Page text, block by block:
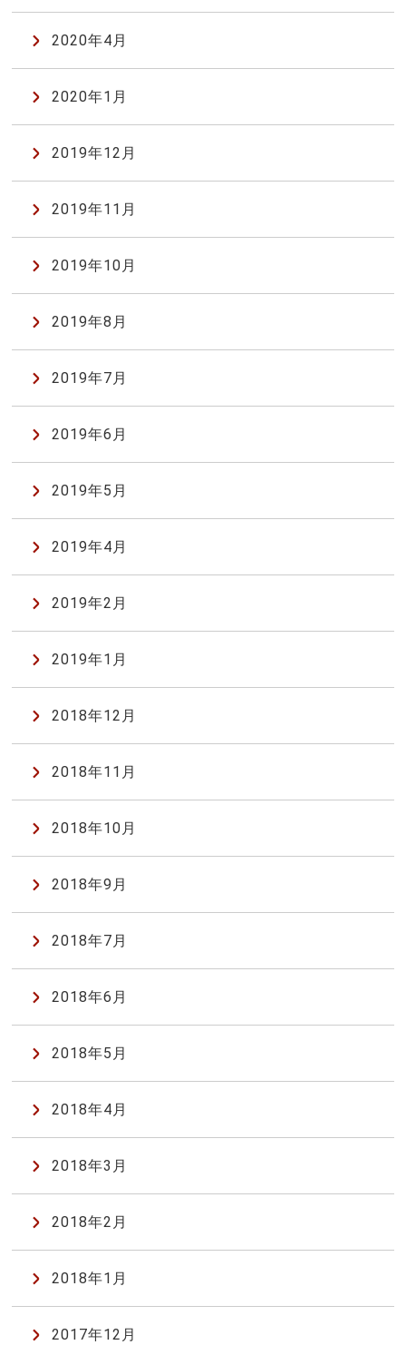
2020年4月
2020年1月
2019年12月
2019年11月
2019年10月
2019年8月
2019年7月
2019年6月
2019年5月
2019年4月
2019年2月
2019年1月
2018年12月
2018年11月
2018年10月
2018年9月
2018年7月
2018年6月
2018年5月
2018年4月
2018年3月
2018年2月
2018年1月
2017年12月